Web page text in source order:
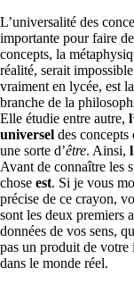
L’universalité des
importante pour faire
concepts, la
réalité, serait
vraiment en lycée, est
branche de la
Elle étudie entre autre,
universel des concepts
une sorte d’être. Ainsi,
Avant de connaître les
chose est. Si je vous
précise de ce crayon,
sont les deux premiers
données de vos sens,
pas un produit de votre
dans le monde réel.